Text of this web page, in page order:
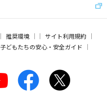
推奨環境
サイト利用規約
子どもたちの安心・安全ガイド